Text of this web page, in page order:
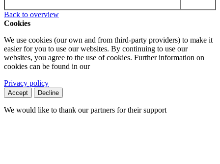
Back to overview
Cookies
We use cookies (our own and from third-party providers) to make it
easier for you to use our websites. By continuing to use our
websites, you agree to the use of cookies. Further information on
cookies can be found in our
Privacy policy
Accept Decline
We would like to thank our partners for their support